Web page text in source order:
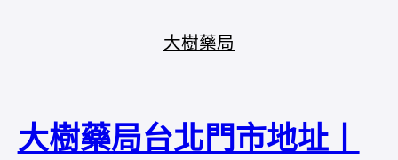
大樹藥局
大樹藥局台北門市地址丨